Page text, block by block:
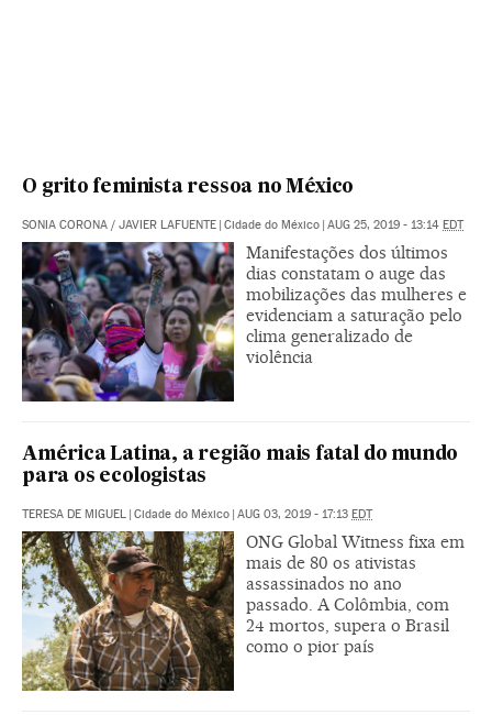
O grito feminista ressoa no México
SONIA CORONA / JAVIER LAFUENTE Cidade do México AUG 25, 2019 - 13:14 EDT
Manifestações dos últimos
dias constatam o auge das
mobilizações das mulheres e
evidenciam a saturação pelo
clima generalizado de
violência
América Latina, a região mais fatal do mundo
para os ecologistas
TERESA DE MIGUEL Cidade do México AUG 03, 2019 - 17:13 EDT
ONG Global Witness fixa em
mais de 80 os ativistas
assassinados no ano
passado. A Colômbia, com
24 mortos, supera o Brasil
como o pior país